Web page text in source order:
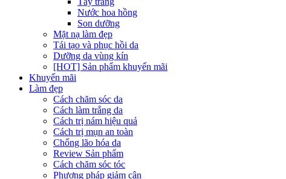
Nước hoa hồng
Son dưỡng
Mặt nạ làm đẹp
Tái tạo và phục hồi da
Dưỡng da vùng kín
[HOT] Sản phẩm khuyến mãi
Khuyến mãi
Làm đẹp
Cách chăm sóc da
Cách làm trắng da
Cách trị nám hiệu quả
Cách trị mụn an toàn
Chống lão hóa da
Review Sản phẩm
Cách chăm sóc tóc
Phương pháp giảm cân